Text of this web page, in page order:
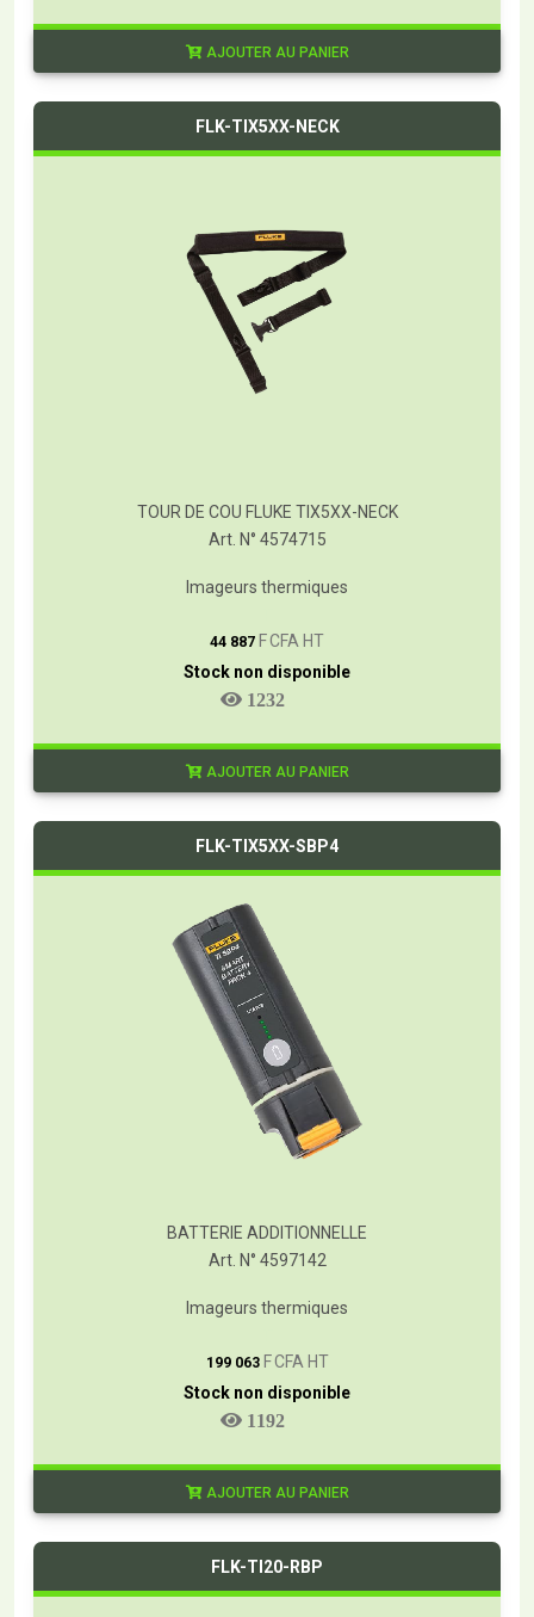
AJOUTER AU PANIER
FLK-TIX5XX-NECK
TOUR DE COU FLUKE TIX5XX-NECK
Art. N° 4574715
Imageurs thermiques
44 887 F CFA HT
Stock non disponible
1232
AJOUTER AU PANIER
FLK-TIX5XX-SBP4
BATTERIE ADDITIONNELLE
Art. N° 4597142
Imageurs thermiques
199 063 F CFA HT
Stock non disponible
1192
AJOUTER AU PANIER
FLK-TI20-RBP